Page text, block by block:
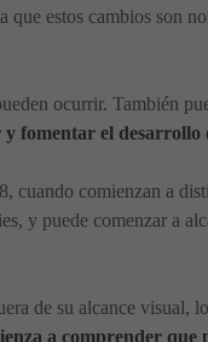
que estos cambios son
ocurrir. También
fomentar el desarrollo
cuando comienzan a
y puede comenzar a
de su alcance visual,
a comprender que